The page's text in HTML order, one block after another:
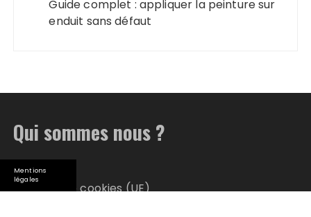
Mentions
légales
Guide complet : appliquer la peinture sur
enduit sans défaut
Qui sommes nous ?
Plan du site
Politique de cookies (UE)